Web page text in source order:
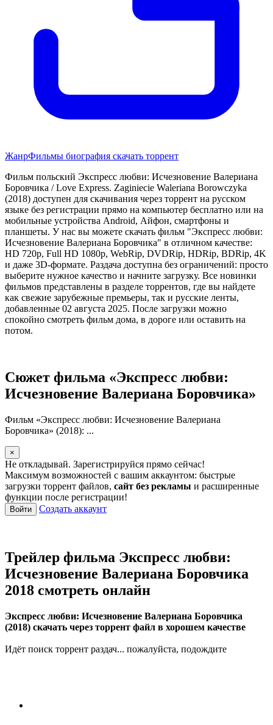
ЖанрФильмы биография скачать торрент
Фильм польский Экспресс любви: Исчезновение Валериана
Боровчика / Love Express. Zaginiecie Waleriana Borowczyka
(2018) доступен для скачивания через торрент на русском
языке без регистрации прямо на компьютер бесплатно или на
мобильные устройства Android, Айфон, смартфоны и
планшеты. У нас вы можете скачать фильм "Экспресс любви:
Исчезновение Валериана Боровчика" в отличном качестве:
HD 720p, Full HD 1080p, WebRip, DVDRip, HDRip, BDRip, 4K
и даже 3D-формате. Раздача доступна без ограничений: просто
выберите нужное качество и начните загрузку. Все новинки
фильмов представлены в разделе торрентов, где вы найдете
как свежие зарубежные премьеры, так и русские ленты,
добавленные 02 августа 2025. После загрузки можно
спокойно смотреть фильм дома, в дороге или оставить на
потом.
Сюжет фильма «Экспресс любви:
Исчезновение Валериана Боровчика»
Фильм «Экспресс любви: Исчезновение Валериана
Боровчика» (2018): ...
×
Не откладывай. Зарегистрируйся прямо сейчас!
Максимум возможностей с вашим аккаунтом: быстрые
загрузки торрент файлов, сайт без рекламы и расширенные
функции после регистрации!
Войти Создать аккаунт
Трейлер фильма Экспресс любви:
Исчезновение Валериана Боровчика
2018 смотреть онлайн
Экспресс любви: Исчезновение Валериана Боровчика
(2018) скачать через торрент файл в хорошем качестве
Идёт поиск торрент раздач... пожалуйста, подождите